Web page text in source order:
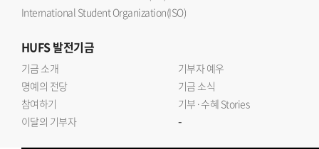
International Student Organization(ISO)
HUFS발전기금
기금 소개
기부자 예우
명예의 전당
기금 소식
참여하기
기부·수혜 Stories
이달의 기부자
-